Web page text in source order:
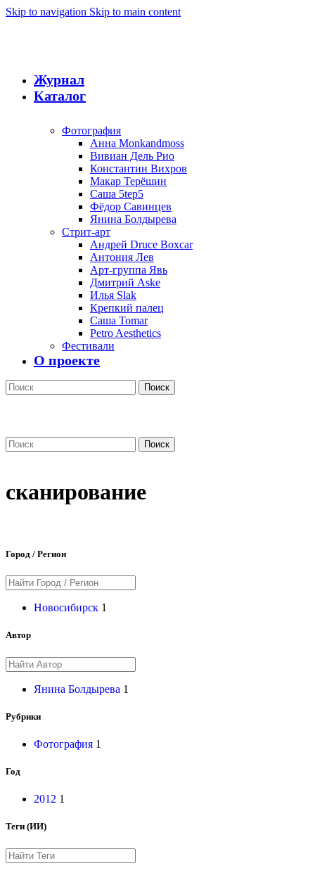
Skip to navigation Skip to main content
Журнал
Каталог
Фотография
Анна Monkandmoss
Вивиан Дель Рио
Константин Вихров
Макар Терёшин
Саша 5tep5
Фёдор Савинцев
Янина Болдырева
Стрит-арт
Андрей Druce Boxcar
Антония Лев
Арт-группа Явь
Дмитрий Aske
Илья Slak
Крепкий палец
Саша Tomar
Petro Aesthetics
Фестивали
О проекте
Поиск
Поиск
сканирование
Город / Регион
Новосибирск 1
Автор
Янина Болдырева 1
Рубрики
Фотография 1
Год
2012 1
Теги (ИИ)